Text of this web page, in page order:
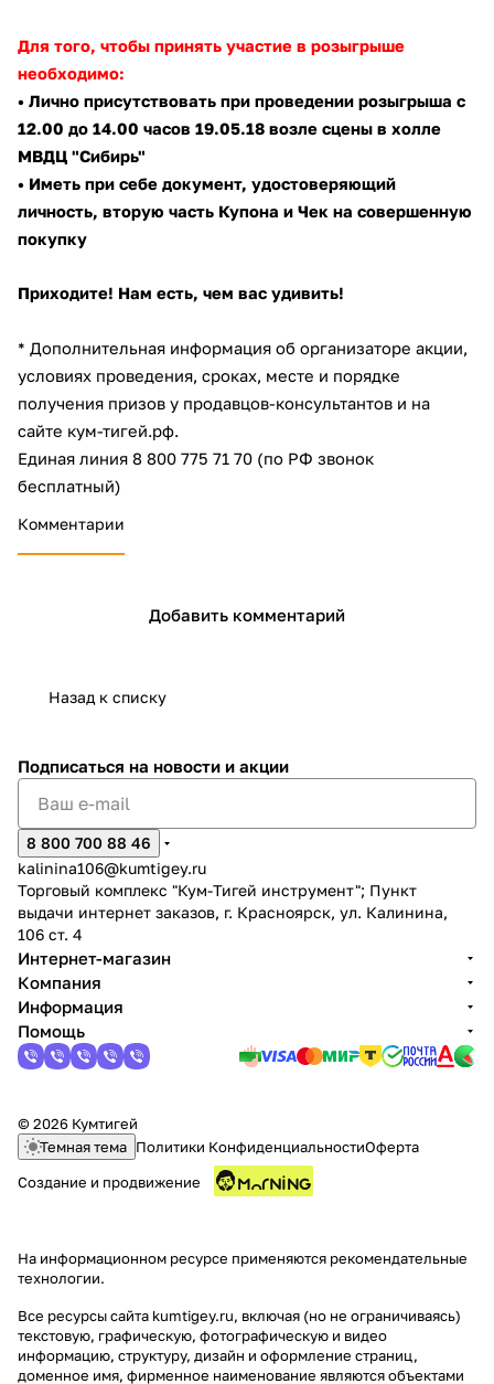
Для того, чтобы принять участие в розыгрыше
необходимо:
• Лично присутствовать при проведении розыгрыша с
12.00 до 14.00 часов 19.05.18 возле сцены в холле
МВДЦ "Сибирь"
• Иметь при себе документ, удостоверяющий
личность, вторую часть Купона и Чек на совершенную
покупку
Приходите! Нам есть, чем вас удивить!
* Дополнительная информация об организаторе акции,
условиях проведения, сроках, месте и порядке
получения призов у продавцов-консультантов и на
сайте кум-тигей.рф.
Единая линия 8 800 775 71 70 (по РФ звонок
бесплатный)
Комментарии
Добавить комментарий
Назад к списку
Подписаться на новости и акции
8 800 700 88 46
kalinina106@kumtigey.ru
Торговый комплекс "Кум-Тигей инструмент"; Пункт
выдачи интернет заказов, г. Красноярск, ул. Калинина,
106 ст. 4
Интернет-магазин
Компания
Информация
Помощь
© 2026 Кумтигей
Темная тема Политики КонфиденциальностиОферта
Создание и продвижение
На информационном ресурсе применяются рекомендательные
технологии.
Все ресурсы сайта kumtigey.ru, включая (но не ограничиваясь)
текстовую, графическую, фотографическую и видео
информацию, структуру, дизайн и оформление страниц,
доменное имя, фирменное наименование являются объектами
25
раз в 2
недели
8 800 302-02-51
plait.ru